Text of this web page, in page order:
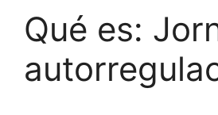
Qué es: